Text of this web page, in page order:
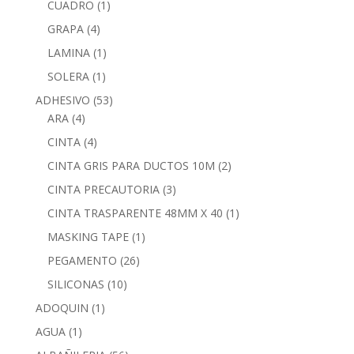
CUADRO (1)
GRAPA (4)
LAMINA (1)
SOLERA (1)
ADHESIVO (53)
ARA (4)
CINTA (4)
CINTA GRIS PARA DUCTOS 10M (2)
CINTA PRECAUTORIA (3)
CINTA TRASPARENTE 48MM X 40 (1)
MASKING TAPE (1)
PEGAMENTO (26)
SILICONAS (10)
ADOQUIN (1)
AGUA (1)